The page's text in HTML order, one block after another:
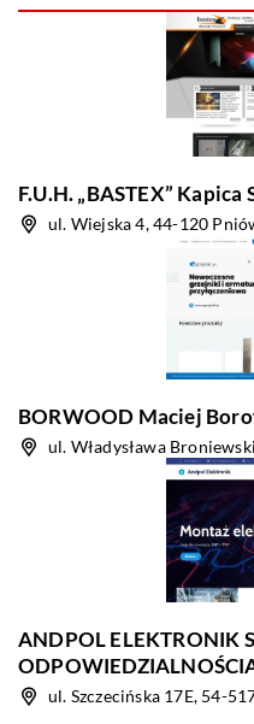
F.U.H. „BASTEX” Kapica
ul. Wiejska 4, 44-120
BORWOOD Maciej
ul. Władysława
ANDPOL ELEKTRONIK
ul. Szczecińska 17E, 54-